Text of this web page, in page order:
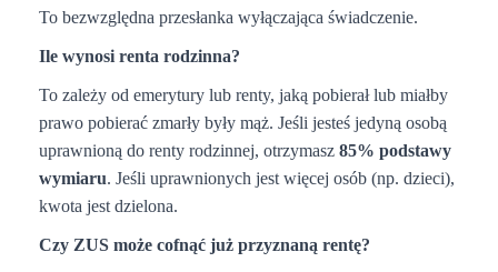
To bezwzględna przesłanka wyłączająca świadczenie.
Ile wynosi renta rodzinna?
To zależy od emerytury lub renty, jaką pobierał lub miałby
prawo pobierać zmarły były mąż. Jeśli jesteś jedyną osobą
uprawnioną do renty rodzinnej, otrzymasz 85% podstawy
wymiaru. Jeśli uprawnionych jest więcej osób (np. dzieci),
kwota jest dzielona.
Czy ZUS może cofnąć już przyznaną rentę?